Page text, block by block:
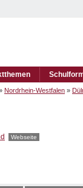
Nordrhein-Westfalen »
Webseite